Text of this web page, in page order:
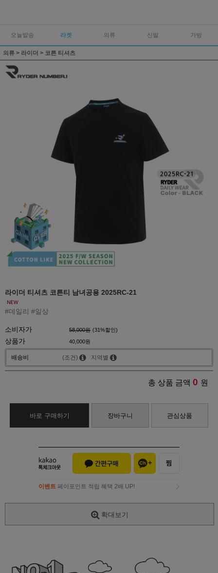
오늘발송 라켓 의류 신발 가방
의류 > 라이더 > 코튼 티셔츠
라이더 티셔츠 코튼티 남녀공용 2025RC-21
#데일리 #일상
소비자가 58,000원 (31%할인)
상품가 40,000원
배송비 (조건) 지역별
총 상품 금액 0 원
바로 구매하기 장바구니 관심상품
이벤트 페이포인트 적립 혜택 2배 UP!
확대보기